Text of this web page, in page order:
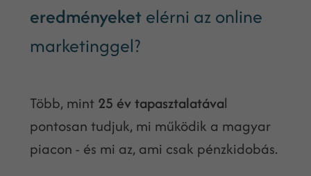
eredményeket elérni az online
marketinggel?
Több, mint 25 év tapasztalatával
pontosan tudjuk, mi működik a magyar
piacon - és mi az, ami csak pénzkidobás.